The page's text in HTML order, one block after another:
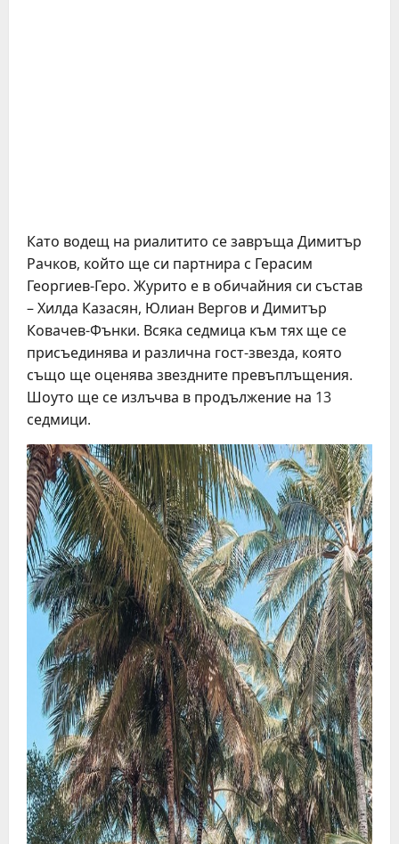
Като водещ на риалитито се завръща Димитър
Рачков, който ще си партнира с Герасим
Георгиев-Геро. Журито е в обичайния си състав
– Хилда Казасян, Юлиан Вергов и Димитър
Ковачев-Фънки. Всяка седмица към тях ще се
присъединява и различна гост-звезда, която
също ще оценява звездните превъплъщения.
Шоуто ще се излъчва в продължение на 13
седмици.